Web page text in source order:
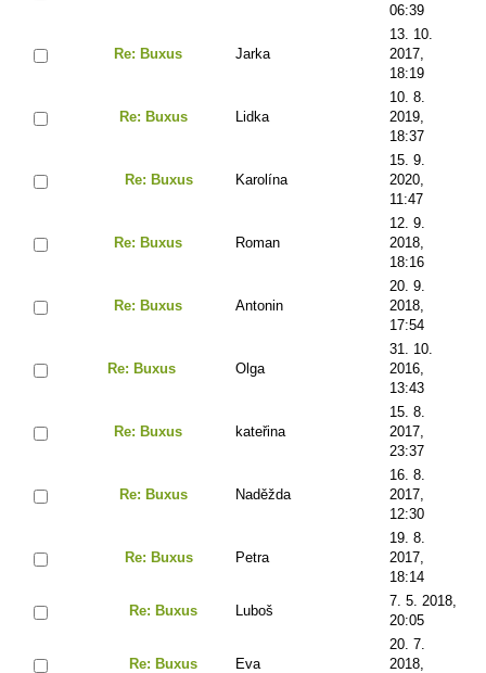
06:39
Re: Buxus Jarka
13. 10.
2017,
18:19
Re: Buxus Lidka
10. 8.
2019,
18:37
Re: Buxus Karolína
15. 9.
2020,
11:47
Re: Buxus Roman
12. 9.
2018,
18:16
Re: Buxus Antonin
20. 9.
2018,
17:54
Re: Buxus Olga
31. 10.
2016,
13:43
Re: Buxus kateřina
15. 8.
2017,
23:37
Re: Buxus Naděžda
16. 8.
2017,
12:30
Re: Buxus Petra
19. 8.
2017,
18:14
Re: Buxus Luboš
7. 5. 2018,
20:05
Re: Buxus Eva
20. 7.
2018,